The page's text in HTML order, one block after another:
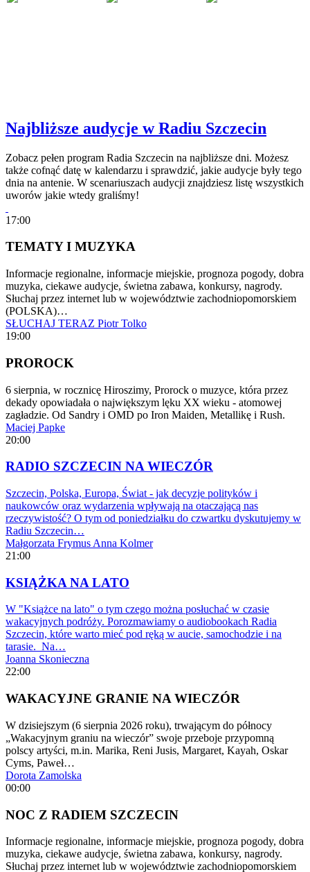
Najbliższe audycje w Radiu Szczecin
Zobacz pełen program Radia Szczecin na najbliższe dni. Możesz
także cofnąć datę w kalendarzu i sprawdzić, jakie audycje były tego
dnia na antenie. W scenariuszach audycji znajdziesz listę wszystkich
uworów jakie wtedy graliśmy!
17:00
TEMATY I MUZYKA
Informacje regionalne, informacje miejskie, prognoza pogody, dobra
muzyka, ciekawe audycje, świetna zabawa, konkursy, nagrody.
Słuchaj przez internet lub w województwie zachodniopomorskiem
(POLSKA)…
SŁUCHAJ TERAZ Piotr Tolko
19:00
PROROCK
6 sierpnia, w rocznicę Hiroszimy, Prorock o muzyce, która przez
dekady opowiadała o największym lęku XX wieku - atomowej
zagładzie. Od Sandry i OMD po Iron Maiden, Metallikę i Rush.
Maciej Papke
20:00
RADIO SZCZECIN NA WIECZÓR
Szczecin, Polska, Europa, Świat - jak decyzje polityków i
naukowców oraz wydarzenia wpływają na otaczającą nas
rzeczywistość? O tym od poniedziałku do czwartku dyskutujemy w
Radiu Szczecin…
Małgorzata Frymus Anna Kolmer
21:00
KSIĄŻKA NA LATO
W "Książce na lato" o tym czego można posłuchać w czasie
wakacyjnych podróży. Porozmawiamy o audiobookach Radia
Szczecin, które warto mieć pod ręką w aucie, samochodzie i na
tarasie. Na…
Joanna Skonieczna
22:00
WAKACYJNE GRANIE NA WIECZÓR
W dzisiejszym (6 sierpnia 2026 roku), trwającym do północy
„Wakacyjnym graniu na wieczór” swoje przeboje przypomną
polscy artyści, m.in. Marika, Reni Jusis, Margaret, Kayah, Oskar
Cyms, Paweł…
Dorota Zamolska
00:00
NOC Z RADIEM SZCZECIN
Informacje regionalne, informacje miejskie, prognoza pogody, dobra
muzyka, ciekawe audycje, świetna zabawa, konkursy, nagrody.
Słuchaj przez internet lub w województwie zachodniopomorskiem